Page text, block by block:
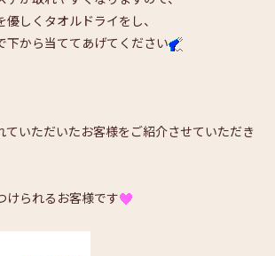
優しくタオルドライをし、
下から当ててあげてください
ていただいたお客様をご紹介させていただき
けられるお客様です